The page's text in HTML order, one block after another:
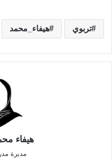
تربوي هيفاء_محمد
هيفاء
مديرة